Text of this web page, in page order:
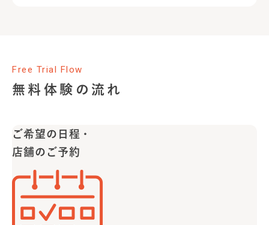
無料体験の流れ
Free Trial Flow
ご希望の日程・
店舗のご予約